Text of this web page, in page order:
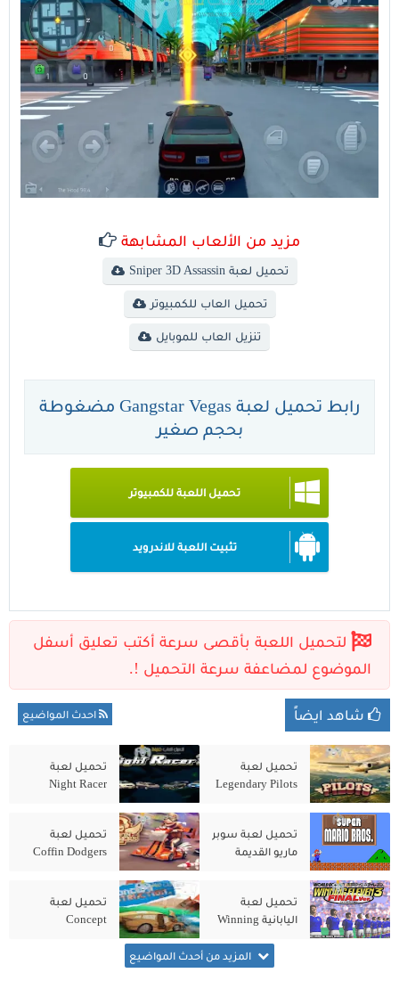
مزيد من الألعاب المشابهة
تحميل لعبة Sniper 3D Assassin
تحميل العاب للكمبيوتر
تنزيل العاب للموبايل
رابط تحميل لعبة Gangstar Vegas مضغوطة
بحجم صغير
تحميل اللعبة للكمبيوتر
تثبيت اللعبة للاندرويد
شاهد ايضاً احدث المواضيع
تحميل لعبة
Legendary Pilots
تحميل لعبة
Night Racer
تحميل لعبة سوبر
ماريو القديمة
تحميل لعبة
Coffin Dodgers
تحميل لعبة
اليابانية Winning
للكمبيوتر الاصلية
تحميل لعبة
Concept
المزيد من أحدث المواضيع